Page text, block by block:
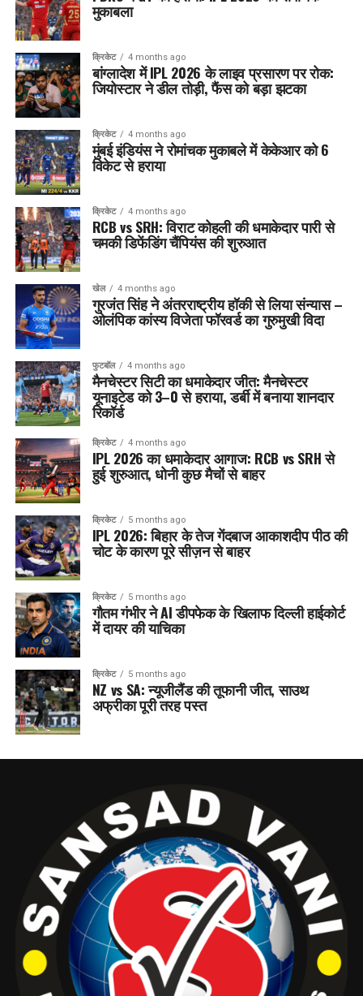
मुकाबला
क्रिकेट 4 months ago
बांग्लादेश में IPL 2026 के लाइव प्रसारण पर रोक:
जियोस्टार ने डील तोड़ी, फैंस को बड़ा झटका
क्रिकेट 4 months ago
मुंबई इंडियंस ने रोमांचक मुकाबले में केकेआर को 6
विकेट से हराया
क्रिकेट 4 months ago
RCB vs SRH: विराट कोहली की धमाकेदार पारी से
चमकी डिफेंडिंग चैंपियंस की शुरुआत
खेल 4 months ago
गुरजंत सिंह ने अंतरराष्ट्रीय हॉकी से लिया संन्यास –
ओलंपिक कांस्य विजेता फॉरवर्ड का गुरुमुखी विदा
फुटबॉल 4 months ago
मैनचेस्टर सिटी का धमाकेदार जीत: मैनचेस्टर
यूनाइटेड को 3–0 से हराया, डर्बी में बनाया शानदार
रिकॉर्ड
क्रिकेट 4 months ago
IPL 2026 का धमाकेदार आगाज: RCB vs SRH से
हुई शुरुआत, धोनी कुछ मैचों से बाहर
क्रिकेट 5 months ago
IPL 2026: बिहार के तेज गेंदबाज आकाशदीप पीठ की
चोट के कारण पूरे सीज़न से बाहर
क्रिकेट 5 months ago
गौतम गंभीर ने AI डीपफेक के खिलाफ दिल्ली हाईकोर्ट
में दायर की याचिका
क्रिकेट 5 months ago
NZ vs SA: न्यूजीलैंड की तूफानी जीत, साउथ
अफ्रीका पूरी तरह पस्त